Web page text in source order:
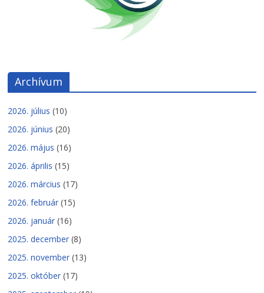
Archívum
2026. július (10)
2026. június (20)
2026. május (16)
2026. április (15)
2026. március (17)
2026. február (15)
2026. január (16)
2025. december (8)
2025. november (13)
2025. október (17)